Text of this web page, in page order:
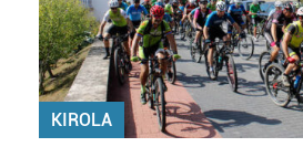
KIROLA